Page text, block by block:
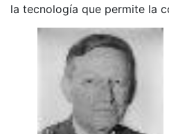
la tecnología que permite la